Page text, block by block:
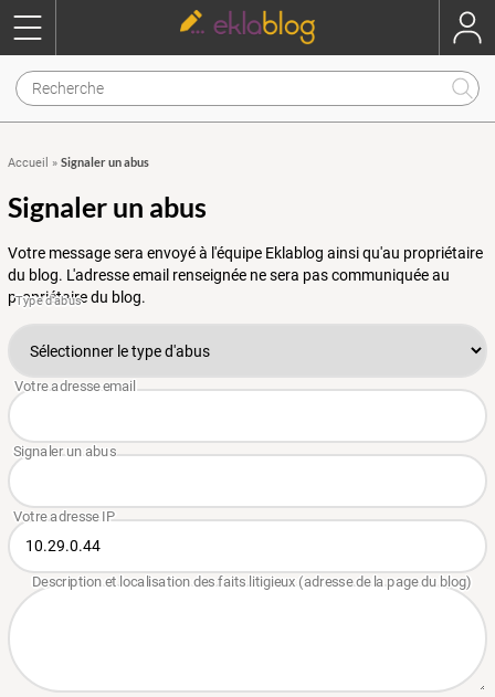
Accueil » Signaler un abus
Signaler un abus
Votre message sera envoyé à l'équipe Eklablog ainsi qu'au propriétaire
du blog. L'adresse email renseignée ne sera pas communiquée au
propriétaire du blog.